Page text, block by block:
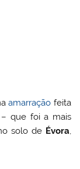
amarração feita
que foi a mais
solo de Évora,